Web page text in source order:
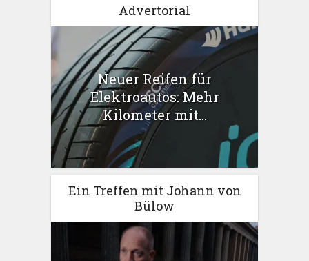
Advertorial
Neuer Reifen für
Elektroautos: Mehr
Kilometer mit...
Ein Treffen mit Johann von
Bülow